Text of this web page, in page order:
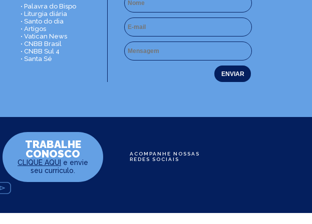
• Palavra do Bispo
• Liturgia diária
• Santo do dia
• Artigos
• Vatican News
• CNBB Brasil
• CNBB Sul 4
• Santa Sé
TRABALHE
CONOSCO
CLIQUE AQUI e envie
seu curriculo.
ACOMPANHE NOSSAS
REDES SOCIAIS